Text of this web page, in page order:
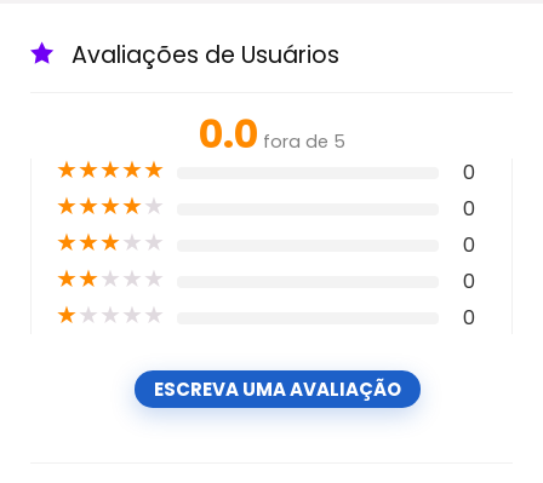
Avaliações de Usuários
0.0 fora de 5
★★★★★ 0
★★★★★ 0
★★★★★ 0
★★★★★ 0
★★★★★ 0
ESCREVA UMA AVALIAÇÃO